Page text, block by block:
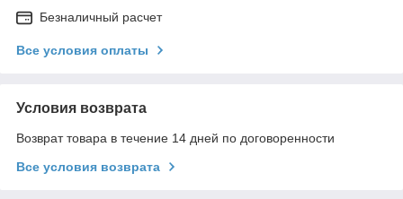
Безналичный расчет
Все условия оплаты
Условия возврата
Возврат товара в течение 14 дней по договоренности
Все условия возврата